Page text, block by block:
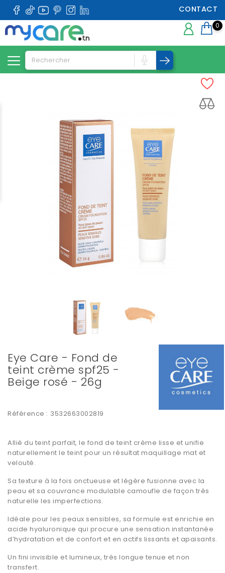
CONTACT
0
Eye Care - Fond de
teint crème spf25 -
Beige rosé - 26g
Référence : 3532663002819
Allié du teint parfait, le fond de teint crème lisse et unifie
naturellement le teint pour un résultat maquillage mat et
velouté.
Sa texture à la fois onctueuse et légère fusionne avec la
peau et sa couvrance modulable camoufle de façon très
naturelle les imperfections.
Idéale pour les peaux sensibles, sa formule est enrichie en
acide hyaluronique qui procure une sensation instantanée
d’hydratation et de confort et en actifs lissants et apaisants.
Un fini invisible et lumineux, très longue tenue et non
transfert.